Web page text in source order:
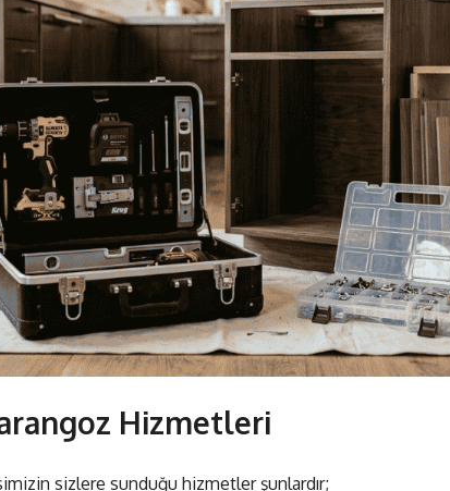
Hizmetleri
sizlere sunduğu hizmetler şunlardır;